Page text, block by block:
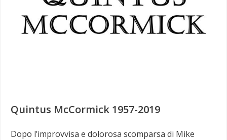
Quintus McCormick 1957-2019
Dopo l’improvvisa e dolorosa scomparsa di Mike